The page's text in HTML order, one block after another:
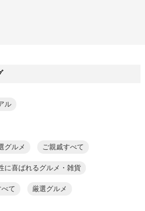
ル
グルメ ご親戚すべて
に喜ばれるグルメ・雑貨
て 厳選グルメ